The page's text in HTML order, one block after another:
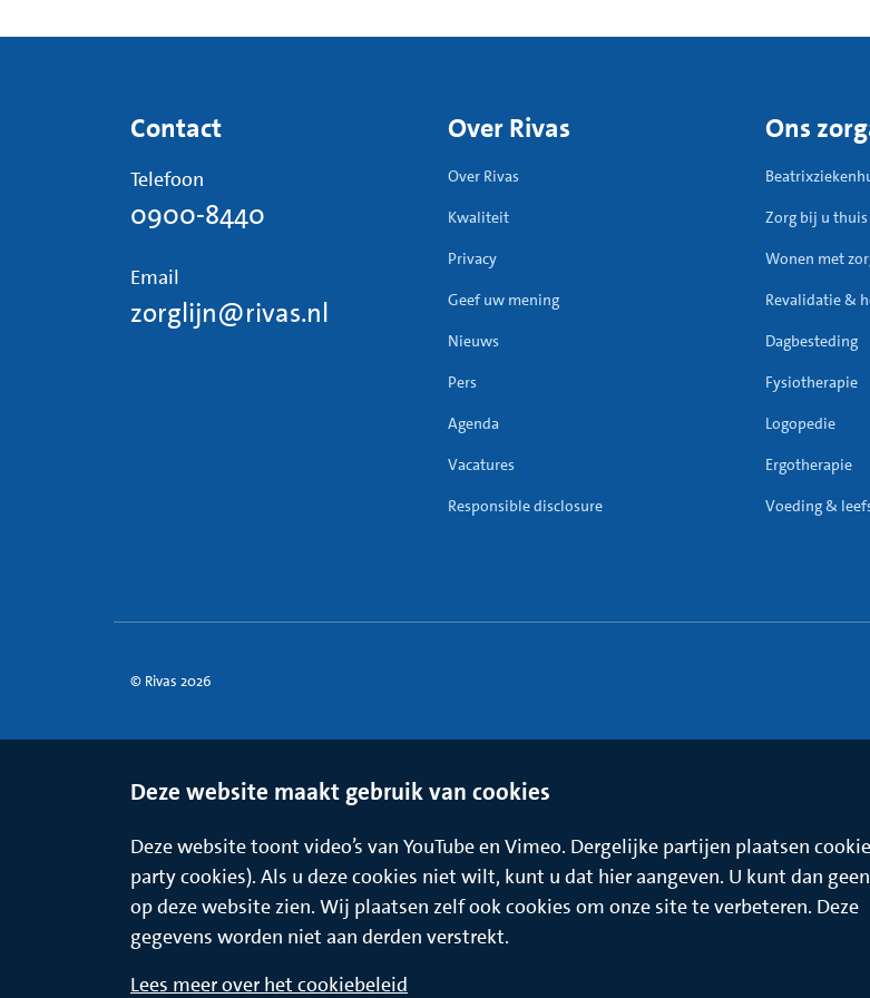
slecht slapen;
Contact
Telefoon
0900-8440
Email
zorglijn@rivas.nl
Over Rivas
Over Rivas
Kwaliteit
Privacy
Geef uw mening
Nieuws
Pers
Agenda
Vacatures
Responsible disclosure
Ons
Zorg bij u thuis
Wonen met
Revalidatie &
Dagbesteding
Fysiotherapie
Logopedie
Ergotherapie
Voeding &
© Rivas 2026
Deze website maakt gebruik van cookies
Deze website toont video’s van YouTube en Vimeo. Dergelijke partijen plaatsen
party cookies). Als u deze cookies niet wilt, kunt u dat hier aangeven. U kunt dan geen
op deze website zien. Wij plaatsen zelf ook cookies om onze site te verbeteren. Deze
gegevens worden niet aan derden verstrekt.
Lees meer over het cookiebeleid